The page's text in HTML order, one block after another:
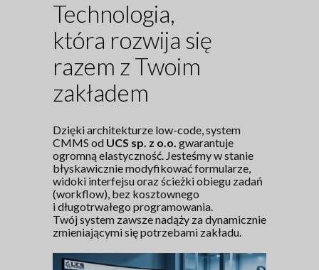
Technologia,
która rozwija się
razem z Twoim
zakładem
Dzięki architekturze low-code, system
CMMS od UCS sp. z o.o. gwarantuje
ogromną elastyczność. Jesteśmy w stanie
błyskawicznie modyfikować formularze,
widoki interfejsu oraz ścieżki obiegu zadań
(workflow), bez kosztownego
i długotrwałego programowania.
Twój system zawsze nadąży za dynamicznie
zmieniającymi się potrzebami zakładu.